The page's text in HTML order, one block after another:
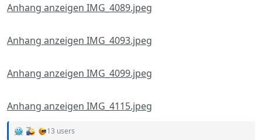
Anhang anzeigen IMG_4089.jpeg
Anhang anzeigen IMG_4093.jpeg
Anhang anzeigen IMG_4099.jpeg
Anhang anzeigen IMG_4115.jpeg
R
13 users